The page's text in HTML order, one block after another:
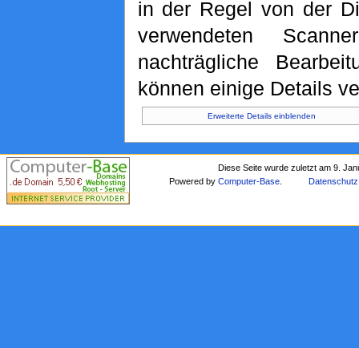
in der Regel von der
verwendeten
nachträgliche
können einige Details
Erweiterte Details einblenden
Diese Seite wurde zuletzt am 9.
Powered byComputer-Base Datenschutz